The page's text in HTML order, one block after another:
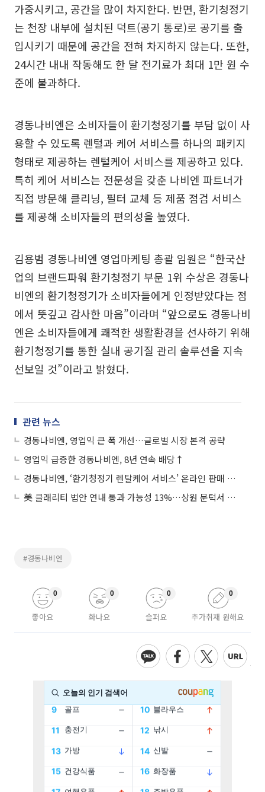
가중시키고, 공간을 많이 차지한다. 반면, 환기청정기
는 천장 내부에 설치된 덕트(공기 통로)로 공기를 출
입시키기 때문에 공간을 전혀 차지하지 않는다. 또한,
24시간 내내 작동해도 한 달 전기료가 최대 1만 원 수
준에 불과하다.
경동나비엔은 소비자들이 환기청정기를 부담 없이 사
용할 수 있도록 렌털과 케어 서비스를 하나의 패키지
형태로 제공하는 렌털케어 서비스를 제공하고 있다.
특히 케어 서비스는 전문성을 갖춘 나비엔 파트너가
직접 방문해 클리닝, 필터 교체 등 제품 점검 서비스
를 제공해 소비자들의 편의성을 높였다.
김용범 경동나비엔 영업마케팅 총괄 임원은 “한국산
업의 브랜드파워 환기청정기 부문 1위 수상은 경동나
비엔의 환기청정기가 소비자들에게 인정받았다는 점
에서 뜻깊고 감사한 마음”이라며 “앞으로도 경동나비
엔은 소비자들에게 쾌적한 생활환경을 선사하기 위해
환기청정기를 통한 실내 공기질 관리 솔루션을 지속
선보일 것”이라고 밝혔다.
관련 뉴스
경동나비엔, 영업익 큰 폭 개선…글로벌 시장 본격 공략
영업익 급증한 경동나비엔, 8년 연속 배당↑
경동나비엔, ‘환기청정기 렌탈케어 서비스’ 온라인 판매 채널 확대
美 클래리티 법안 연내 통과 가능성 13%…상원 문턱서 제동
#경동나비엔
좋아요
0
화나요
0
슬퍼요
0
추가취재 원해요
0